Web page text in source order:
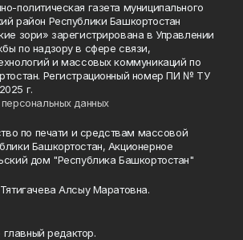
политическая газета муниципального
район Республики Башкортостан
зори» зарегистрирована в Управлении
по надзору в сфере связи,
и массовых коммуникаций по
Регистрационный номер ПИ № ТУ
г.
данных
по печати и средствам массовой
Башкортостан, Акционерное
дом "Республика Башкортостан"
Алсыу Маратовна.
редактор.